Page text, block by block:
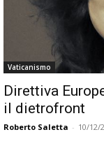
Vaticanismo
Direttiva
il dietrofront
Roberto Saletta - 10/12/